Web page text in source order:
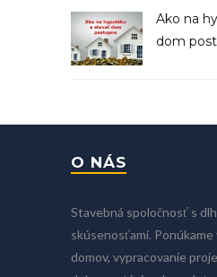
Ako na
dom
O NÁS
Stavebná spoločnosť s
skúsenosťami.
domov, vypracovanie